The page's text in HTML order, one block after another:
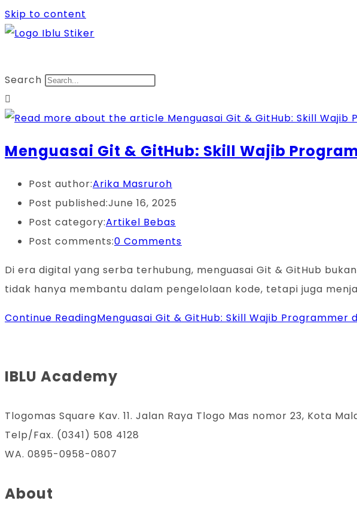
Skip to content
Search
Menguasai Git & GitHub: Skill Wajib
Post author:Arika Masruroh
Post published:June 16, 2025
Post category:Artikel Bebas
Post comments:0 Comments
Di era digital yang serba terhubung, menguasai Git & GitHub
tidak hanya membantu dalam pengelolaan kode, tetapi juga
Continue ReadingMenguasai Git & GitHub: Skill Wajib Programmer
IBLU Academy
Tlogomas Square Kav. 11. Jalan Raya Tlogo Mas nomor 23, Kota
Telp/Fax. (0341) 508 4128
WA. 0895-0958-0807
About